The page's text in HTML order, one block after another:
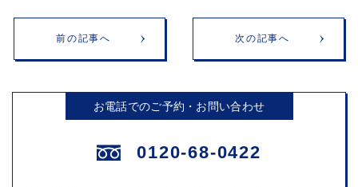
前の記事へ 次の記事へ
お電話でのご予約・お問い合わせ
0120-68-0422